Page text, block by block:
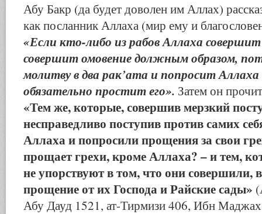
Абу Бакр (да будет доволен им Аллах)
как посланник Аллаха (мир ему и
«Если кто-либо из рабов Аллаха совершит
совершит омовение должным образом,
молитву в два рак’ата и попросит
обязательно простит его». Затем он
«Тем же, которые, совершив мерзкий
несправедливо поступив против самих
Аллаха и попросили прощения за свои
прощает грехи, кроме Аллаха? – и тем,
не упорствуют в том, что они совершили,
прощение от их Господа и Райские сады»
Абу Дауд 1521, ат-Тирмизи 406, Ибн